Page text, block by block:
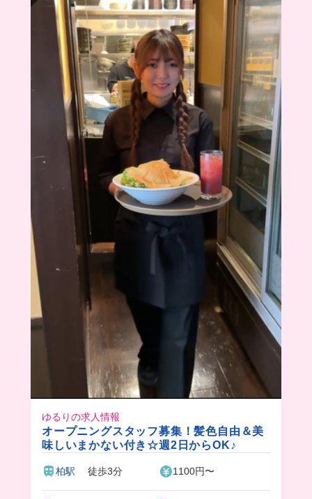
ゆるりの求人情報
オープニングスタッフ募集！髪色自由＆美
味しいまかない付き☆週2日からOK♪
柏駅 徒歩3分 1100円〜